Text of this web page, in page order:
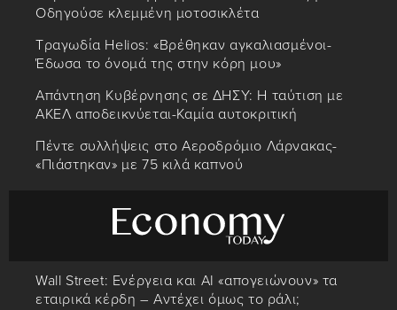
Οδηγούσε κλεμμένη μοτοσικλέτα
Τραγωδία Helios: «Βρέθηκαν αγκαλιασμένοι-
Έδωσα το όνομά της στην κόρη μου»
Απάντηση Κυβέρνησης σε ΔΗΣΥ: Η ταύτιση με
ΑΚΕΛ αποδεικνύεται-Καμία αυτοκριτική
Πέντε συλλήψεις στο Αεροδρόμιο Λάρνακας-
«Πιάστηκαν» με 75 κιλά καπνού
Wall Street: Ενέργεια και AI «απογειώνουν» τα
εταιρικά κέρδη – Αντέχει όμως το ράλι;